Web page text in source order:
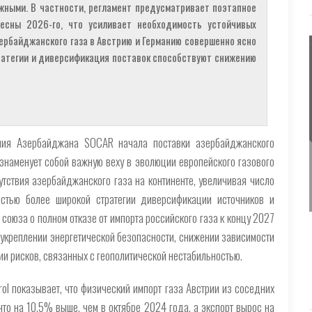
В частности, регламент предусматривает поэтапное
2026-го, что усиливает необходимость устойчивых
газа в Австрию и Германию совершенно ясно
и диверсификация поставок способствуют снижению
Азербайджана SOCAR начала поставки азербайджанского
собой важную веху в эволюции европейского газового
азербайджанского газа на континенте, увеличивая число
более широкой стратегии диверсификации источников и
о полном отказе от импорта российского газа к концу 2027
энергетической безопасности, снижении зависимости
связанных с геополитической нестабильностью.
показывает, что физический импорт газа Австрии из соседних
на 10,5% выше, чем в октябре 2024 года, а экспорт вырос на